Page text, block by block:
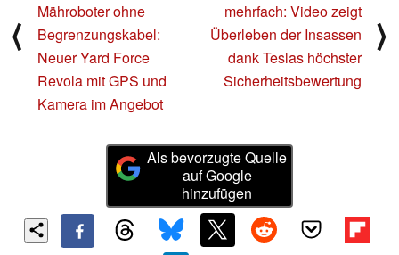
⟨
Mähroboter ohne
Begrenzungskabel:
Neuer Yard Force
Revola mit GPS und
Kamera im Angebot
mehrfach: Video zeigt
Überleben der Insassen
dank Teslas höchster
Sicherheitsbewertung
⟩
Als bevorzugte Quelle
auf Google
hinzufügen